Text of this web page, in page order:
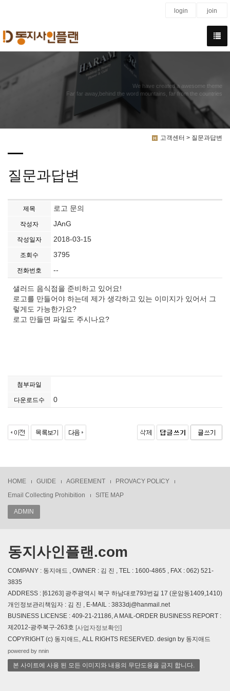
login join
We have created a awesome theme
Far far away,behind the word mountains, far from the countries
고객센터 > 질문과답변
질문과답변
제목 로고 문의
작성자 JAnG
작성일자 2018-03-15
조회수 3795
전화번호 --
샐러드 음식점을 준비하고 있어요!
로고를 만들어야 하는데 제가 생각하고 있는 이미지가 있어서 그
렇게도 가능한가요?
로고 만들면 파일도 주시나요?
첨부파일
다운로드수 0
HOME GUIDE AGREEMENT
PROVACY POLICY
Email Collecting Prohibition
SITE MAP
ADMIN
동지사인플랜.com
COMPANY : 동지애드 , OWNER : 김 진 , TEL : 1600-4865 , FAX : 062) 521-
3835
ADDRESS : [61263] 광주광역시 북구 하남대로793번길 17 (운암동1409,1410)
개인정보관리책임자 : 김 진 , E-MAIL : 3833dj@hanmail.net
BUSINESS LICENSE : 409-21-21186, A MAIL-ORDER BUSINESS REPORT :
제2012-광주북구-263호 [사업자정보확인]
COPYRIGHT (c) 동지애드, ALL RIGHTS RESERVED. design by 동지애드
powered by nnin
본 사이트에 사용 된 모든 이미지와 내용의 무단도용을 금지 합니다.